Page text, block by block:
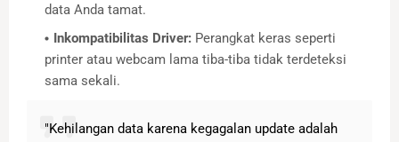
data Anda tamat.
Inkompatibilitas Driver: Perangkat keras seperti
printer atau webcam lama tiba-tiba tidak terdeteksi
sama sekali.
"Kehilangan data karena kegagalan update adalah